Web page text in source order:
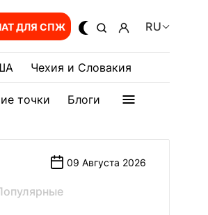
ДЛЯ СПЖ RU
Чехия и Словакия
точки Блоги
09 Августа 2026